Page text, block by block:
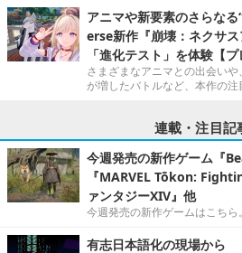
アニマや新要素のさらな
erse新作『崩壊：ネクサ
「進化テスト」を体験【プ
さまざまなアニマとの出会い
が増したバトルなど、本作の注
連載・注目記
今週発売の新作ゲーム『
『MARVEL Tōkon:
ァンタジーXIV』他
今週発売の新作ゲームはこちら。
有志日本語化の現場から